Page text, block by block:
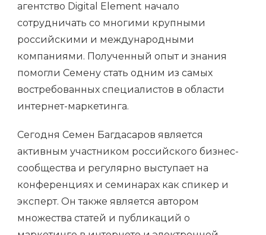
агентство Digital Element начало
сотрудничать со многими крупными
российскими и международными
компаниями. Полученный опыт и знания
помогли Семену стать одним из самых
востребованных специалистов в области
интернет-маркетинга.
Сегодня Семен Багдасаров является
активным участником российского бизнес-
сообщества и регулярно выступает на
конференциях и семинарах как спикер и
эксперт. Он также является автором
множества статей и публикаций о